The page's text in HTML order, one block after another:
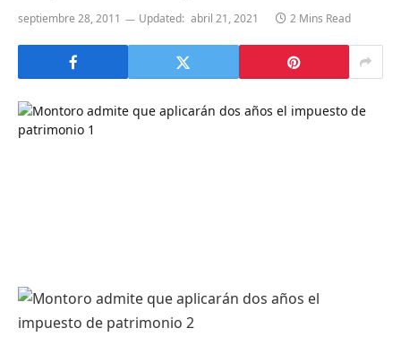
septiembre 28, 2011 Updated: abril 21, 2021 2 Mins Read